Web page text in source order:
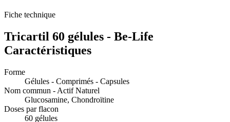
Fiche technique
Tricartil 60 gélules - Be-Life
Caractéristiques
Forme
Gélules - Comprimés - Capsules
Nom commun - Actif Naturel
Glucosamine, Chondroïtine
Doses par flacon
60 gélules